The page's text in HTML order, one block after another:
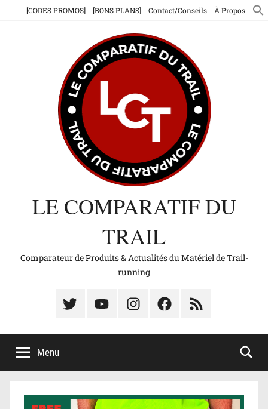
[CODES PROMOS] [BONS PLANS] Contact/Conseils À Propos
LE COMPARATIF DU
TRAIL
Comparateur de Produits & Actualités du Matériel de Trail-
running
Élément
menu
Élément
menu
Élément
menu
Élément
menu
Élément
menu
Menu